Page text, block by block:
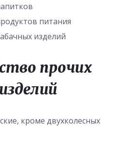
питания
изделий
прочих
кроме двухколесных